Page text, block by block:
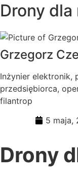
Drony
Grzegorz
Inżynier elektronik,
przedsiębiorca,
filantrop
5 maja,
Drony